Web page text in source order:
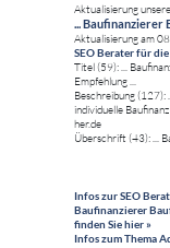
Aktualisierung
... Baufinanzierer
Aktualisierung am
SEO Berater für
Titel (59): ...
Empfehlung ...
Beschreibung (127):
individuelle
her.de
Überschrift (43): ...
Infos zur SEO
Baufinanzierer
finden Sie hier »
Infos zum Thema